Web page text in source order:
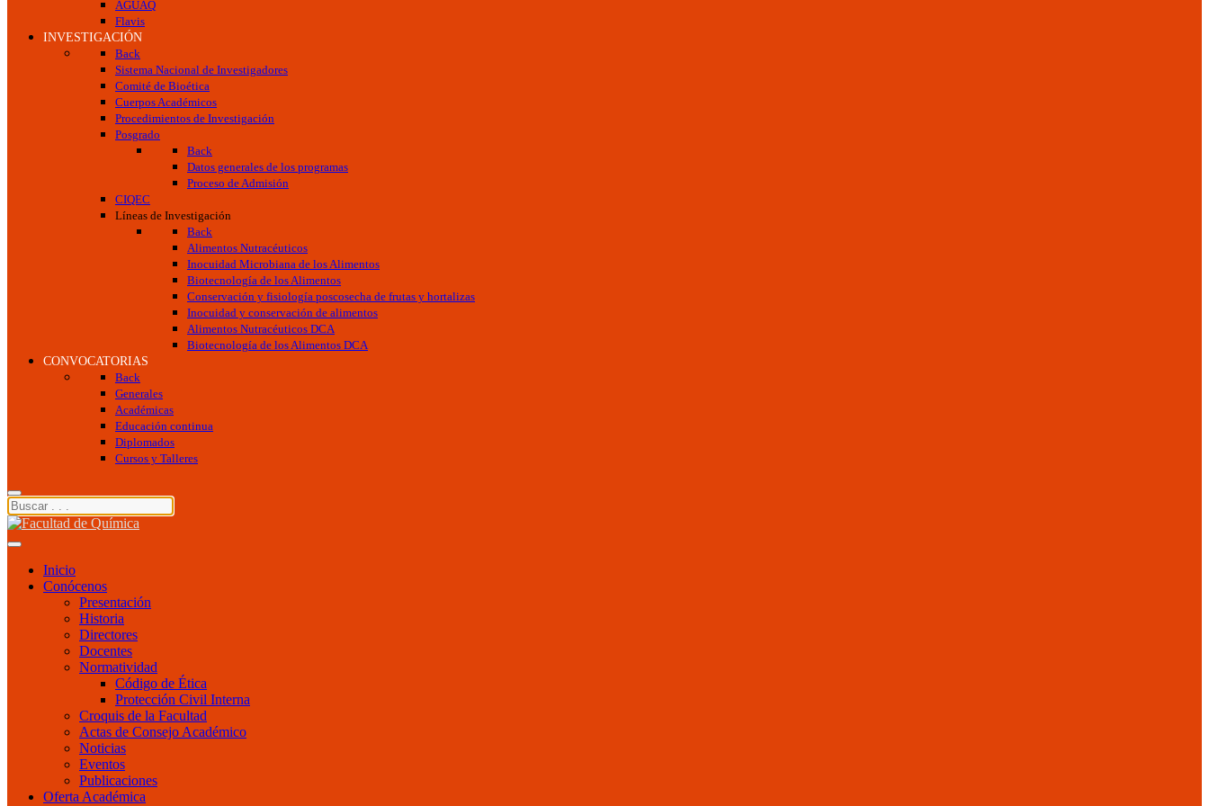
AGUAQ
Flavis
INVESTIGACIÓN
Back
Sistema Nacional de Investigadores
Comité de Bioética
Cuerpos Académicos
Procedimientos de Investigación
Posgrado
Back
Datos generales de los programas
Proceso de Admisión
CIQEC
Líneas de Investigación
Back
Alimentos Nutracéuticos
Inocuidad Microbiana de los Alimentos
Biotecnología de los Alimentos
Conservación y fisiología poscosecha de frutas y hortalizas
Inocuidad y conservación de alimentos
Alimentos Nutracéuticos DCA
Biotecnología de los Alimentos DCA
CONVOCATORIAS
Back
Generales
Académicas
Educación continua
Diplomados
Cursos y Talleres
Inicio
Conócenos
Presentación
Historia
Directores
Docentes
Normatividad
Código de Ética
Protección Civil Interna
Croquis de la Facultad
Actas de Consejo Académico
Noticias
Eventos
Publicaciones
Oferta Académica